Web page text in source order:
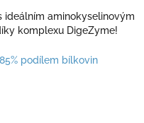
aminokyselinovým
komplexu DigeZyme!
podílem bílkovin